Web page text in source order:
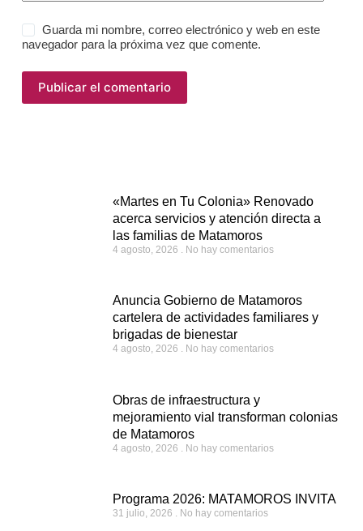
Guarda mi nombre, correo electrónico y web en este
navegador para la próxima vez que comente.
Publicar el comentario
«Martes en Tu Colonia» Renovado
acerca servicios y atención directa a
las familias de Matamoros
4 agosto, 2026 No hay comentarios
Anuncia Gobierno de Matamoros
cartelera de actividades familiares y
brigadas de bienestar
4 agosto, 2026 No hay comentarios
Obras de infraestructura y
mejoramiento vial transforman colonias
de Matamoros
4 agosto, 2026 No hay comentarios
Programa 2026: MATAMOROS INVITA
31 julio, 2026 No hay comentarios